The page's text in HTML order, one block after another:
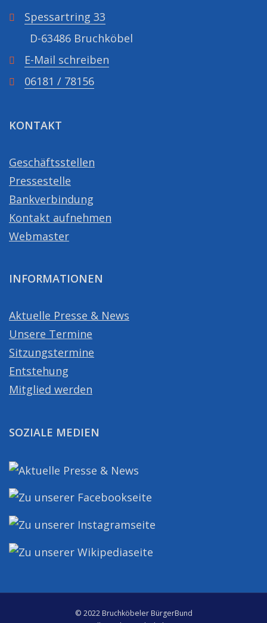
Spessartring 33
D-63486 Bruchköbel
E-Mail schreiben
06181 / 78156
KONTAKT
Geschäftsstellen
Pressestelle
Bankverbindung
Kontakt aufnehmen
Webmaster
INFORMATIONEN
Aktuelle Presse & News
Unsere Termine
Sitzungstermine
Entstehung
Mitglied werden
SOZIALE MEDIEN
© 2022 Bruchköbeler BürgerBund